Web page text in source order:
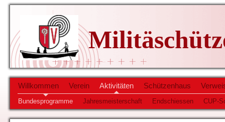
Willkommen Verein Aktivitäten Schützenhaus
Bundesprogramme Jahresmeisterschaft Endschiessen CUP-